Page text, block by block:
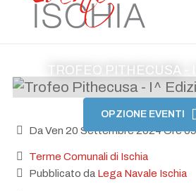
TROFEO PITHECUSA -
OPZIONE EVENTI
Da Ven 20 Settembre 2024 Ore
Terme Comunali di Ischia
Pubblicato da Lega Navale Ischia